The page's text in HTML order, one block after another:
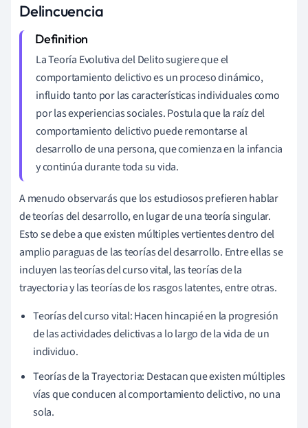
Delincuencia
La Teoría Evolutiva del Delito sugiere que el
comportamiento delictivo es un proceso dinámico,
influido tanto por las características individuales como
por las experiencias sociales. Postula que la raíz del
comportamiento delictivo puede remontarse al
desarrollo de una persona, que comienza en la infancia
y continúa durante toda su vida.
A menudo observarás que los estudiosos prefieren hablar
de teorías del desarrollo, en lugar de una teoría singular.
Esto se debe a que existen múltiples vertientes dentro del
amplio paraguas de las teorías del desarrollo. Entre ellas se
incluyen las teorías del curso vital, las teorías de la
trayectoria y las teorías de los rasgos latentes, entre otras.
Teorías del curso vital: Hacen hincapié en la progresión
de las actividades delictivas a lo largo de la vida de un
individuo.
Teorías de la Trayectoria: Destacan que existen múltiples
vías que conducen al comportamiento delictivo, no una
sola.